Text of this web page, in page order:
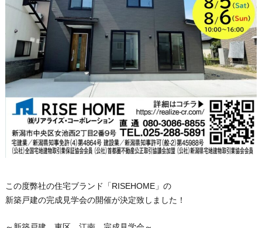
この度弊社の住宅ブランド「 RISEHOME」の
新築戸建の完成見学会の開催が決定致しました ！